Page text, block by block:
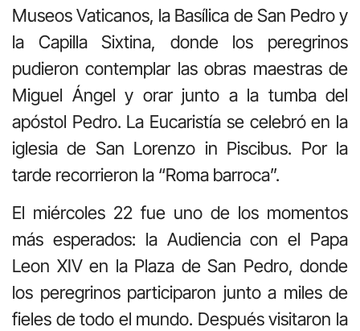
Museos Vaticanos, la Basílica de San Pedro y
la Capilla Sixtina, donde los peregrinos
pudieron contemplar las obras maestras de
Miguel Ángel y orar junto a la tumba del
apóstol Pedro. La Eucaristía se celebró en la
iglesia de San Lorenzo in Piscibus. Por la
tarde recorrieron la “Roma barroca”.
El miércoles 22 fue uno de los momentos
más esperados: la Audiencia con el Papa
Leon XIV en la Plaza de San Pedro, donde
los peregrinos participaron junto a miles de
fieles de todo el mundo. Después visitaron la